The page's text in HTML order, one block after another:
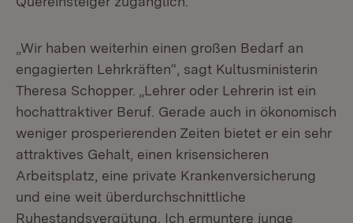
„Wir haben weiterhin einen großen Bedarf an
engagierten Lehrkräften“, sagt Kultusministerin
Theresa Schopper. „Lehrer oder Lehrerin ist ein
hochattraktiver Beruf. Gerade auch in ökonomisch
weniger prosperierenden Zeiten bietet er ein sehr
attraktives Gehalt, einen krisensicheren
Arbeitsplatz, eine private Krankenversicherung
und eine weit überdurchschnittliche
Ruhestandsvergütung. Ich ermuntere junge